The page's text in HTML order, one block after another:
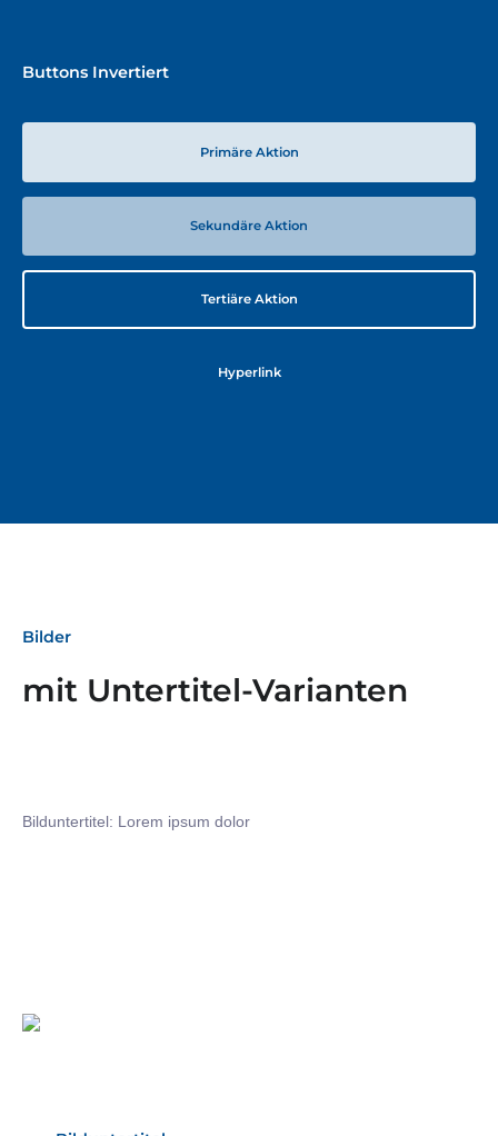
Buttons Invertiert
Primäre Aktion
Sekundäre Aktion
Tertiäre Aktion
Hyperlink
Bilder
mit Untertitel-Varianten
Bilduntertitel: Lorem ipsum dolor